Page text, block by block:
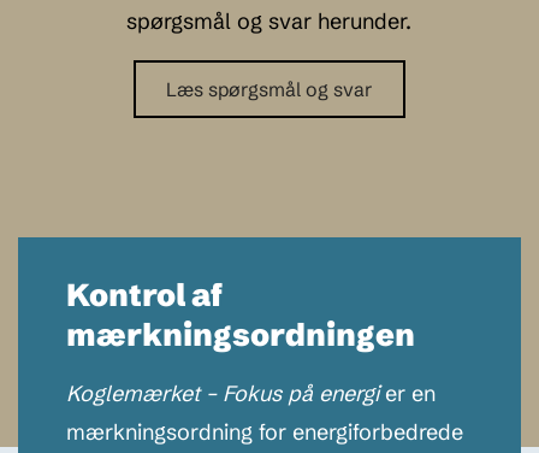
spørgsmål og svar herunder.
Læs spørgsmål og svar
Kontrol af
mærkningsordningen
Koglemærket – Fokus på energier en
mærkningsordning for energiforbedrede